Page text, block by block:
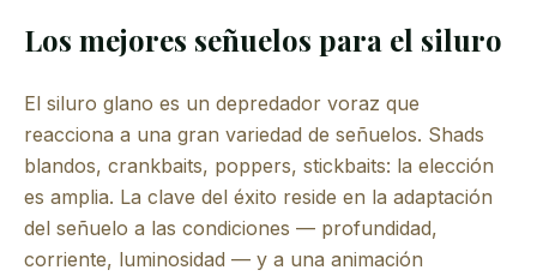
Los mejores señuelos para el siluro
El siluro glano es un depredador voraz que
reacciona a una gran variedad de señuelos. Shads
blandos, crankbaits, poppers, stickbaits: la elección
es amplia. La clave del éxito reside en la adaptación
del señuelo a las condiciones — profundidad,
corriente, luminosidad — y a una animación